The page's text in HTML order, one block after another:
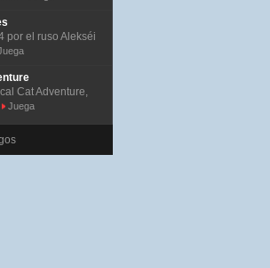
por el ruso Alekséi
Cat Adventure,
Juega